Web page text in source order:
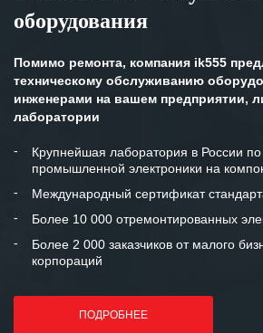
готовность помочь
Мы высоко ценим
и доверительные
отношения и
«Инженерной
лет успеха и
оборудования
Помимо ремонта, компания ik555
техническому обслуживанию
инженерами на вашем предприятии,
лаборатории
Крупнейшая лаборатория в России
промышленной электроники на
Международный сертификат
Более 10 000 отремонтированных
Более 2 000 заказчиков от малого
корпораций
ПОДРОБНЕЕ